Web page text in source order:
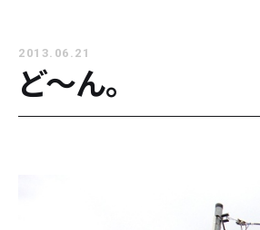
バンホームの家づくり
2013.06.21
ど～ん。